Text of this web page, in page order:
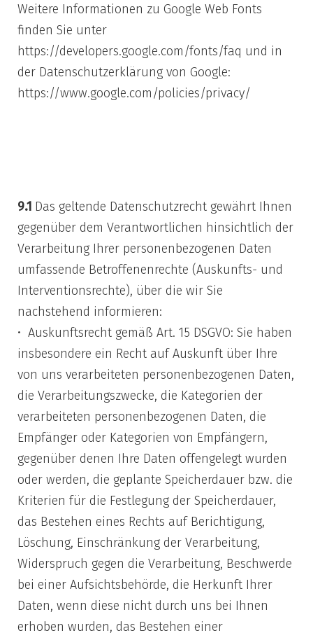
Weitere Informationen zu Google Web Fonts
finden Sie unter
https://developers.google.com/fonts/faq und in
der Datenschutzerklärung von Google:
https://www.google.com/policies/privacy/
9.1 Das geltende Datenschutzrecht gewährt Ihnen
gegenüber dem Verantwortlichen hinsichtlich der
Verarbeitung Ihrer personenbezogenen Daten
umfassende Betroffenenrechte (Auskunfts- und
Interventionsrechte), über die wir Sie
nachstehend informieren:
Auskunftsrecht gemäß Art. 15 DSGVO: Sie haben
insbesondere ein Recht auf Auskunft über Ihre
von uns verarbeiteten personenbezogenen Daten,
die Verarbeitungszwecke, die Kategorien der
verarbeiteten personenbezogenen Daten, die
Empfänger oder Kategorien von Empfängern,
gegenüber denen Ihre Daten offengelegt wurden
oder werden, die geplante Speicherdauer bzw. die
Kriterien für die Festlegung der Speicherdauer,
das Bestehen eines Rechts auf Berichtigung,
Löschung, Einschränkung der Verarbeitung,
Widerspruch gegen die Verarbeitung, Beschwerde
bei einer Aufsichtsbehörde, die Herkunft Ihrer
Daten, wenn diese nicht durch uns bei Ihnen
erhoben wurden, das Bestehen einer